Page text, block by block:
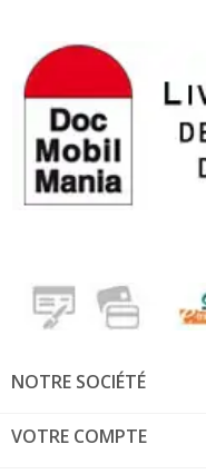
NOTRE SOCIÉTÉ
VOTRE COMPTE